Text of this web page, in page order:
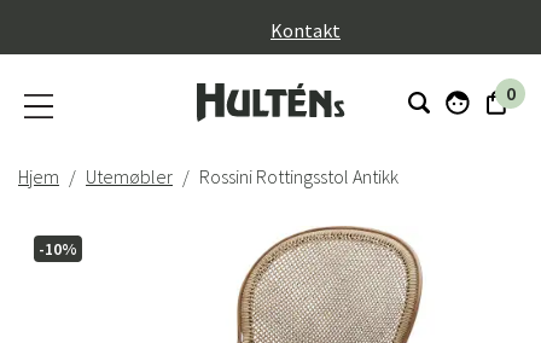
Kontakt
0
Hjem Utemøbler Rossini Rottingsstol Antikk
-10%